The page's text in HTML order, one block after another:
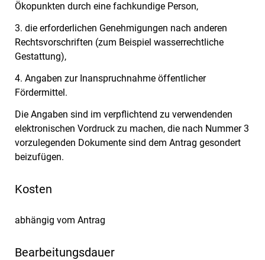
Ökopunkten durch eine fachkundige Person,
3. die erforderlichen Genehmigungen nach anderen
Rechtsvorschriften (zum Beispiel wasserrechtliche
Gestattung),
4. Angaben zur Inanspruchnahme öffentlicher
Fördermittel.
Die Angaben sind im verpflichtend zu verwendenden
elektronischen Vordruck zu machen, die nach Nummer 3
vorzulegenden Dokumente sind dem Antrag gesondert
beizufügen.
Kosten
abhängig vom Antrag
Bearbeitungsdauer